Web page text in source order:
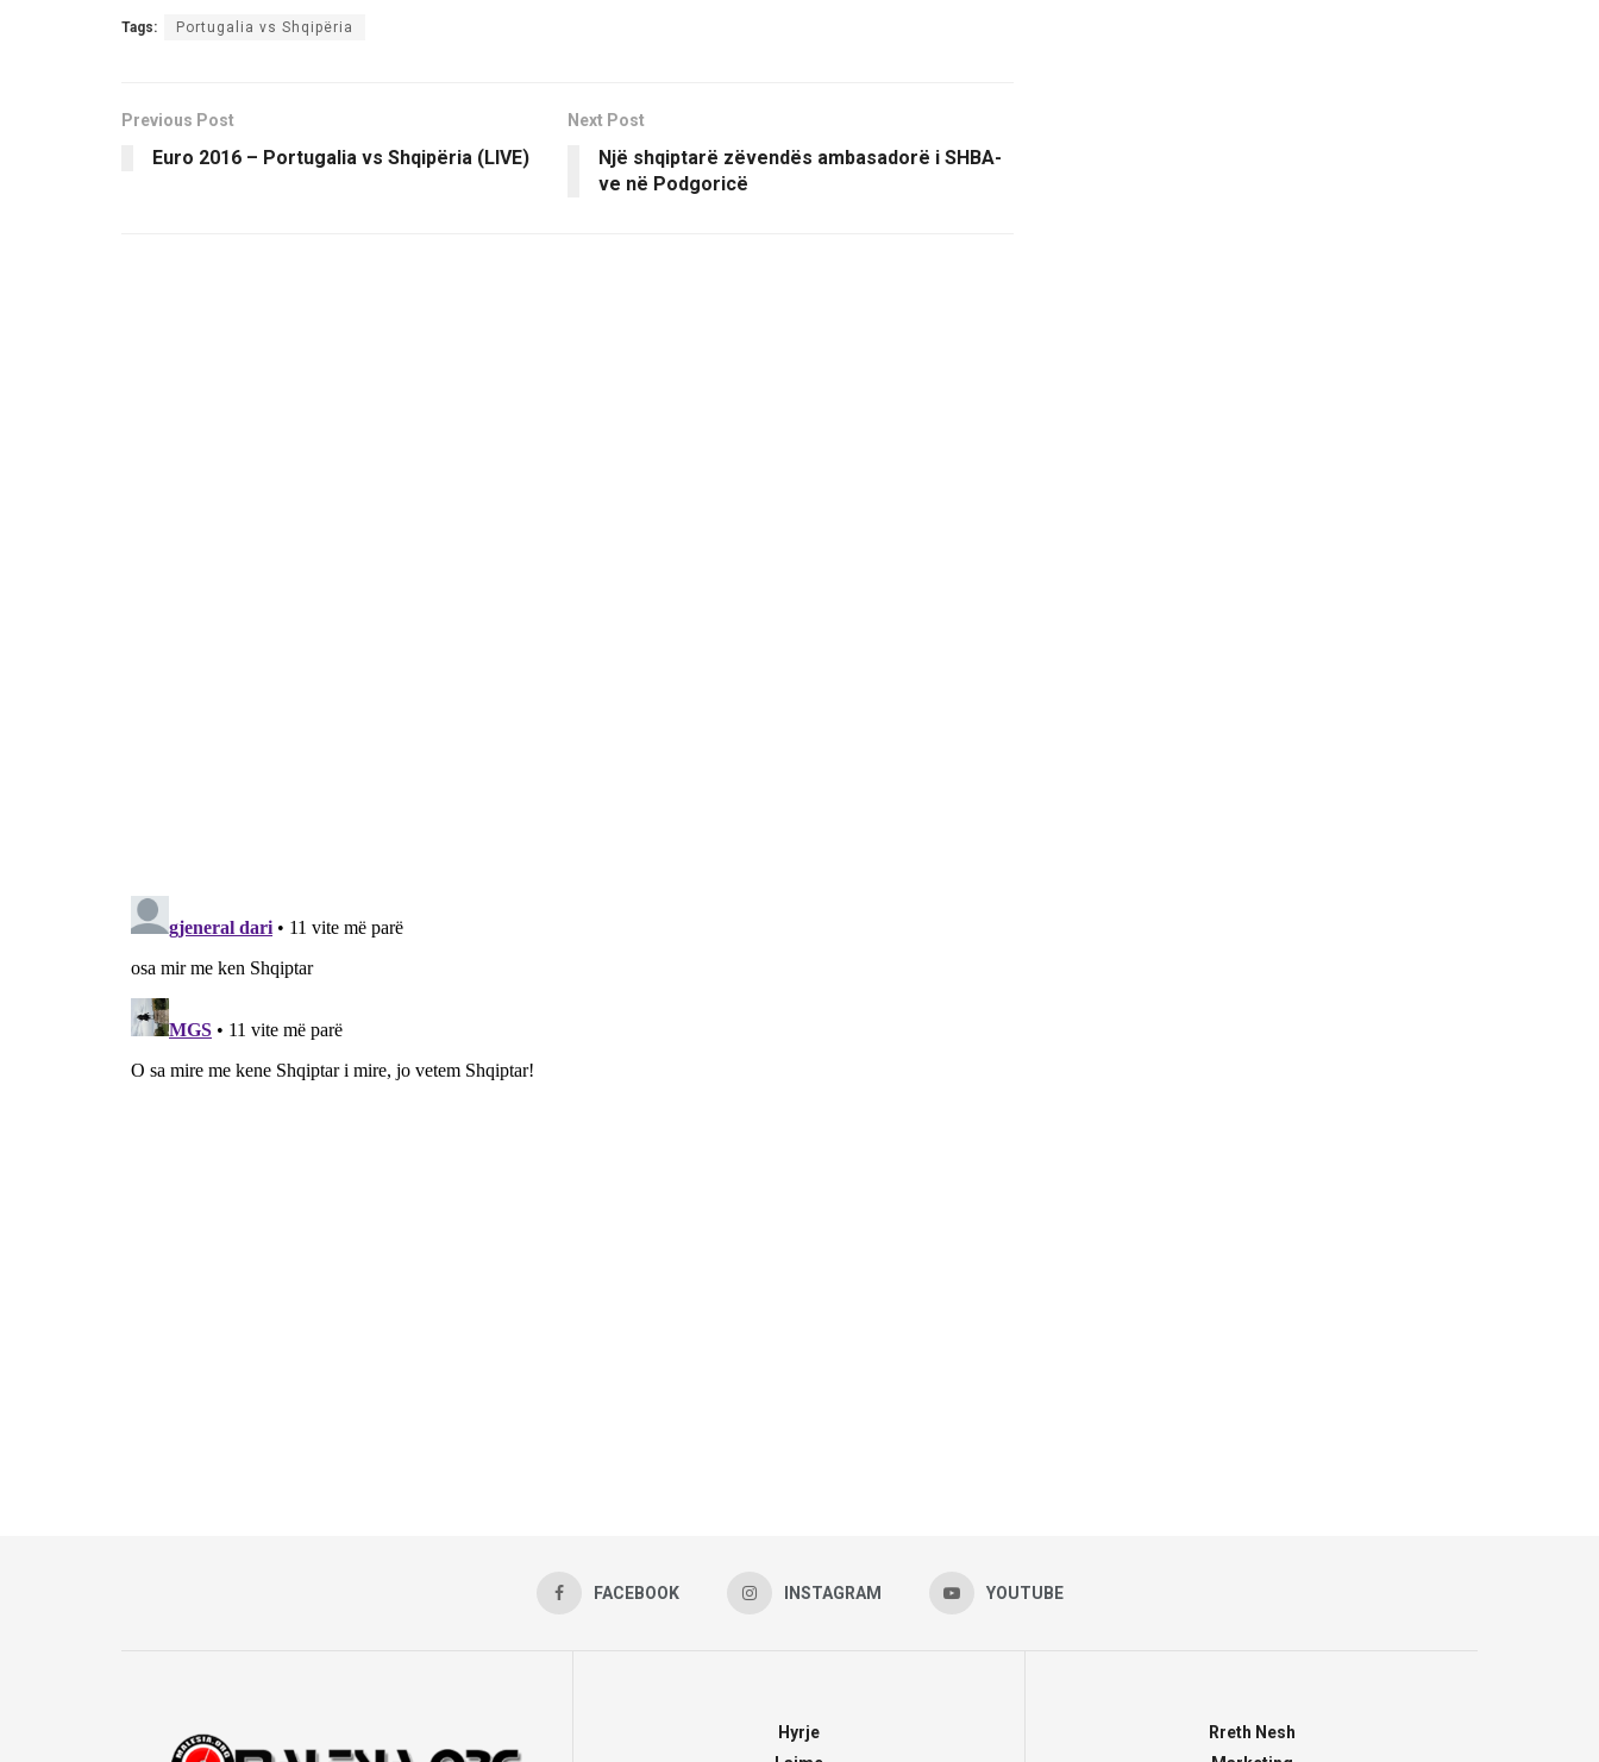
Tags: Portugalia vs Shqipëria
Previous Post
Euro 2016 – Portugalia vs Shqipëria (LIVE)
Next Post
Një shqiptarë zëvendës ambasadorë i SHBA-
ve në Podgoricë
FACEBOOK INSTAGRAM YOUTUBE
Hyrje
Rreth Nesh